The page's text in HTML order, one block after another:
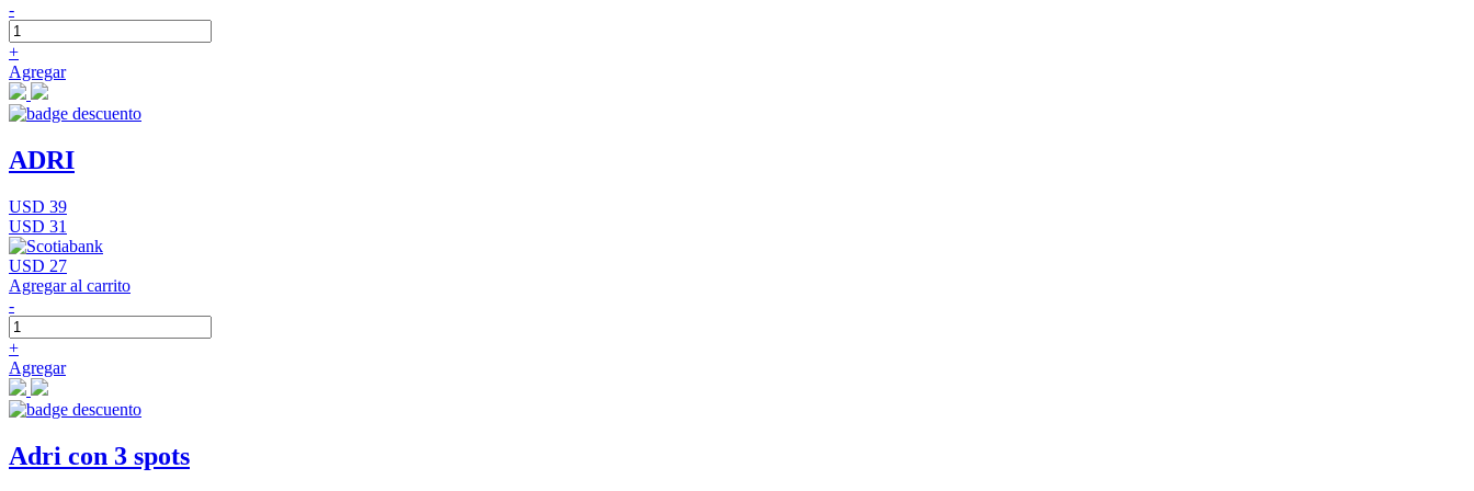
-
+
Agregar
ADRI
USD 39
USD 31
USD 27
Agregar al carrito
-
+
Agregar
Adri con 3 spots